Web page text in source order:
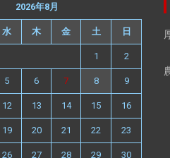
2026年8月
水 木 金 土 日
1 2
5 6 7 8 9
12 13 14 15 16
19 20 21 22 23
26 27 28 29 30